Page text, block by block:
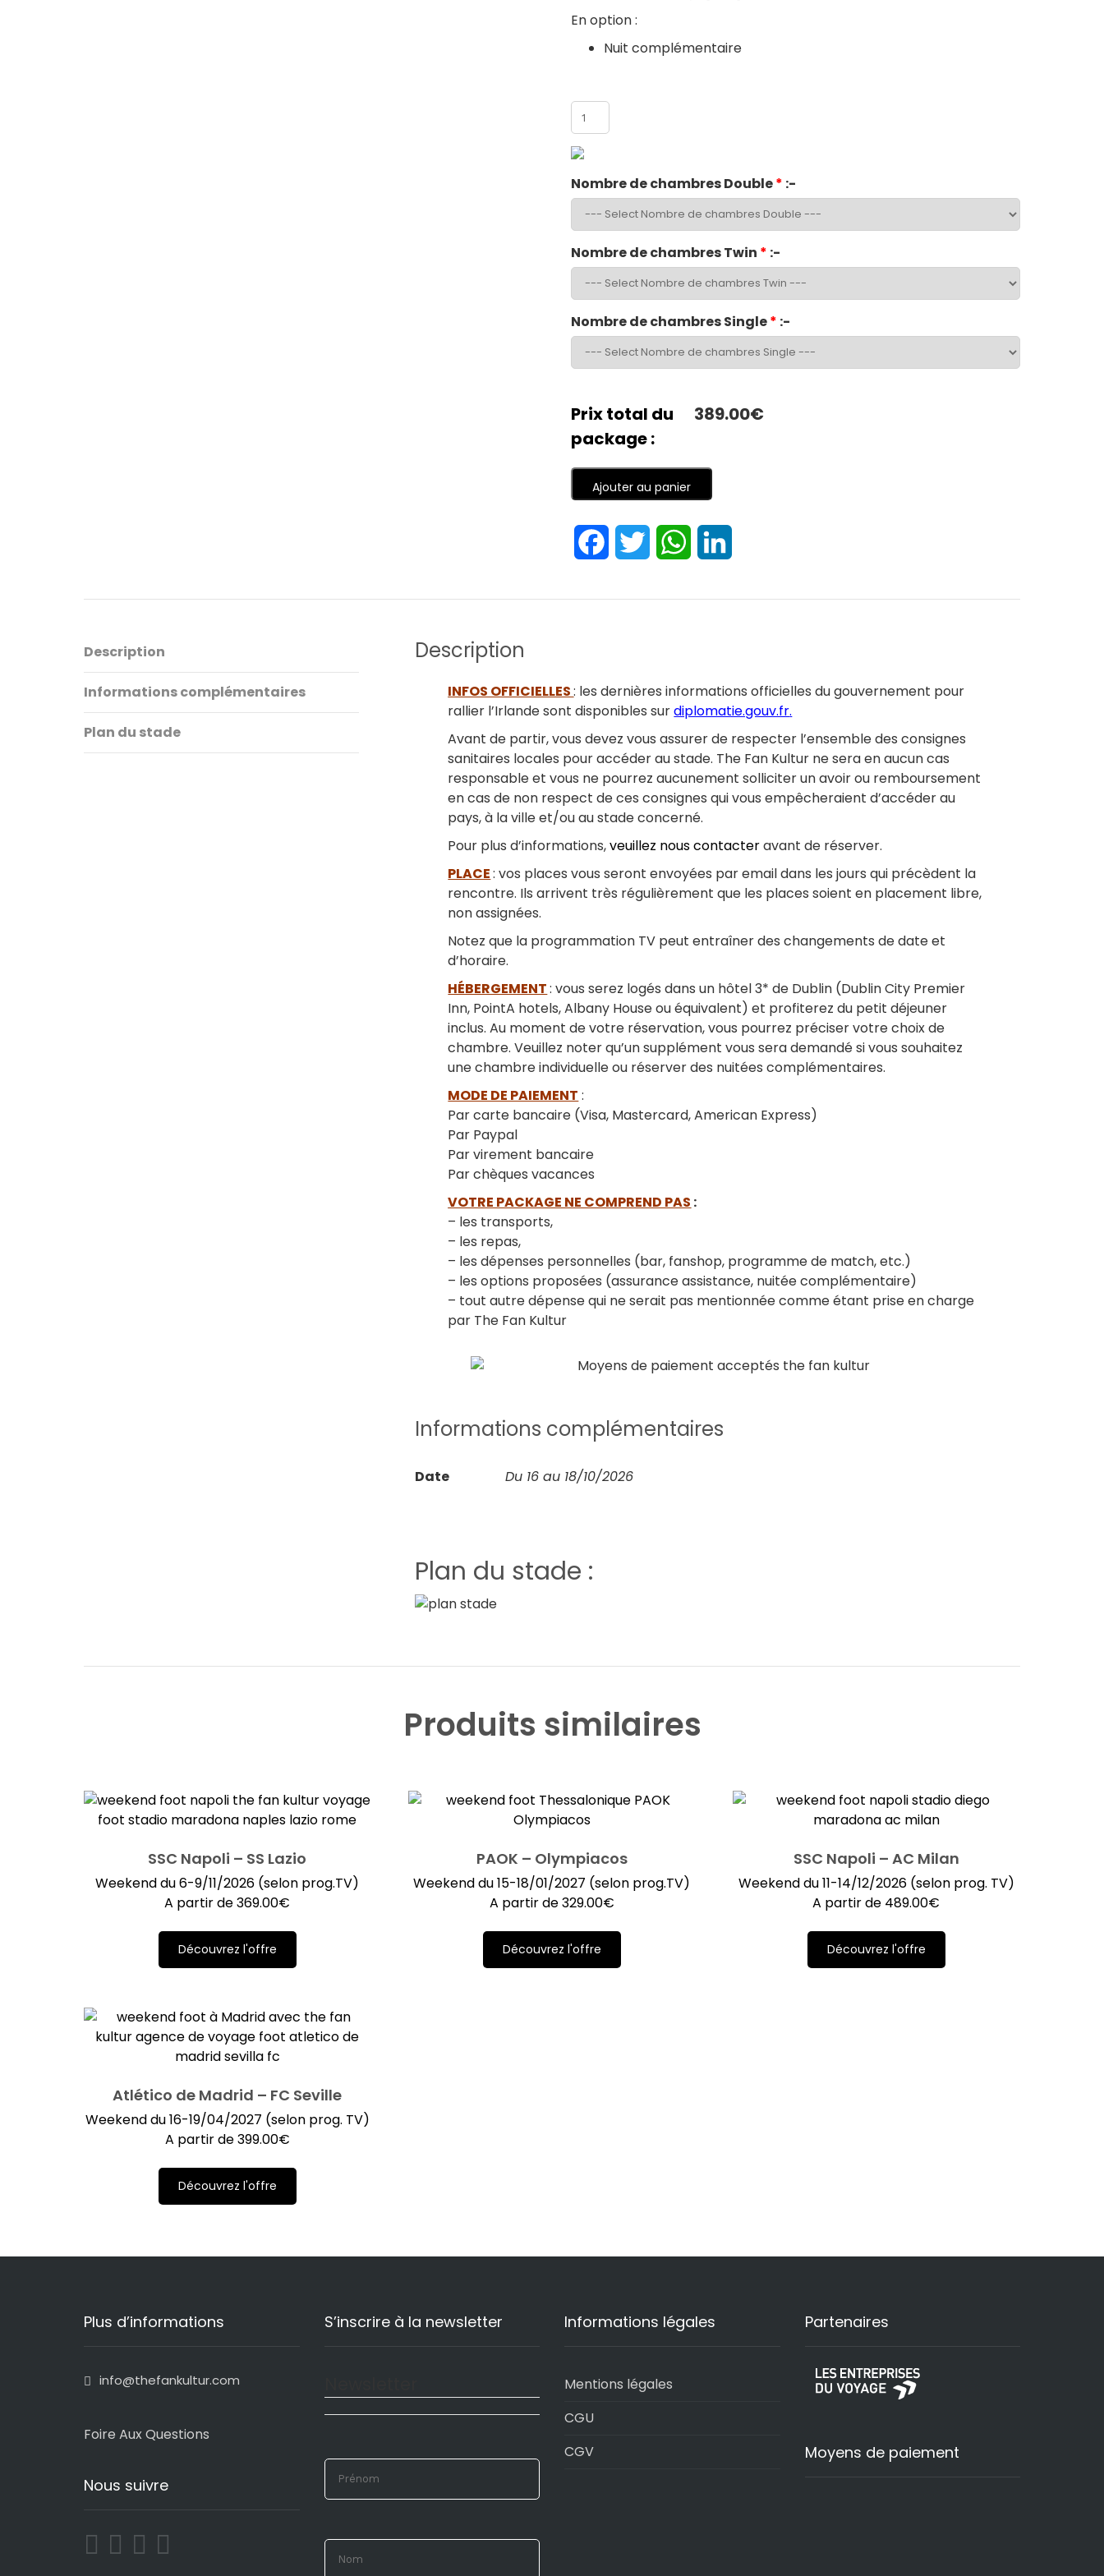
En option :
Nuit complémentaire
Nombre de chambres Double* :-
Nombre de chambres Twin * :-
Nombre de chambres Single* :-
Prix total du
package :
389.00€
Ajouter au panier
FacebookTwitter WhatsApp
Description
Informations complémentaires
Plan du stade
Description
INFOS OFFICIELLES: les dernières informations officielles du gouvernement pour
rallier l’Irlande sont disponibles surdiplomatie.gouv.fr.
Avant de partir, vous devez vous assurer de respecter l’ensemble des consignes
sanitaires locales pour accéder au stade. The Fan Kultur ne sera en aucun cas
responsable et vous ne pourrez aucunement solliciter un avoir ou remboursement
en cas de non respect de ces consignes qui vous empêcheraient d’accéder au
pays, à la ville et/ou au stade concerné.
Pour plus d’informations,veuillez nous contacteravant de réserver.
PLACE: vos places vous seront envoyées par email dans les jours qui précèdent la
rencontre. Ils arrivent très régulièrement que les places soient en placement libre,
non assignées.
Notez que la programmation TV peut entraîner des changements de date et
d’horaire.
HÉBERGEMENT: vous serez logés dans un hôtel 3* de Dublin (Dublin City Premier
Inn, PointA hotels, Albany House ou équivalent) et profiterez du petit déjeuner
inclus. Au moment de votre réservation, vous pourrez préciser votre choix de
chambre. Veuillez noter qu’un supplément vous sera demandé si vous souhaitez
une chambre individuelle ou réserver des nuitées complémentaires.
MODE DE PAIEMENT :
Par carte bancaire (Visa, Mastercard, American Express)
Par Paypal
Par virement bancaire
Par chèques vacances
VOTRE PACKAGE NE COMPREND PAS :
– les transports,
– les repas,
– les dépenses personnelles (bar, fanshop, programme de match, etc.)
– les options proposées (assurance assistance, nuitée complémentaire)
– tout autre dépense qui ne serait pas mentionnée comme étant prise en charge
par The Fan Kultur
Informations complémentaires
Date Du 16 au 18/10/2026
Plan du stade :
Produits similaires
SSC Napoli – SS Lazio
Weekend du 6-9/11/2026 (selon prog.TV)
A partir de369.00€
Découvrez l'offre
PAOK – Olympiacos
Weekend du 15-18/01/2027 (selon prog.TV)
A partir de329.00€
Découvrez l'offre
SSC Napoli – AC Milan
Weekend du 11-14/12/2026 (selon prog. TV)
A partir de 489.00€
Découvrez l'offre
Atlético de Madrid – FC Seville
Weekend du 16-19/04/2027 (selon prog. TV)
A partir de399.00€
Découvrez l'offre
Plus d’informations
info@thefankultur.com
Foire Aux Questions
Nous suivre
S’inscrire à la newsletter Informations légales
Mentions légales
CGU
CGV
Partenaires
Moyens de paiement